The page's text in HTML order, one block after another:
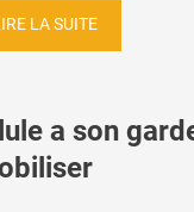
LA SUITE
a son